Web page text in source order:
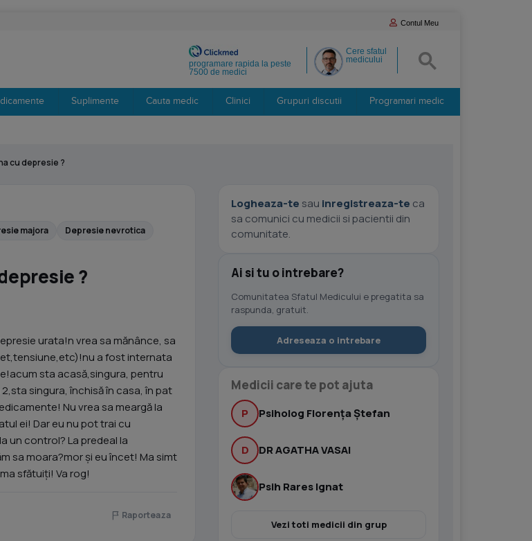
Contul Meu
Cere sfatul
medicului
programare rapida la peste
7500 de medici
Suplimente Cauta medic Clinici Grupuri discutii Programari medic
cu depresie ?
majora
Depresie nevrotica
?
urata!n vrea sa mănânce, sa
a fost internata
sta acasă,singura, pentru
singura, închisă în casa, în pat
Nu vrea sa meargă la
ei! Dar eu nu pot trai cu
un control? La predeal la
sa moara?mor și eu încet! Ma simt
sfătuiți! Va rog!
Raporteaza
Logheaza-te sau inregistreaza-te ca
sa comunici cu medicii si pacientii din
comunitate.
Ai si tu o intrebare?
Comunitatea Sfatul Medicului e pregatita sa
raspunda, gratuit.
Adreseaza o intrebare
Medicii care te pot ajuta
P Psiholog Florența Ștefan
D DR AGATHA VASAI
Psih Rares Ignat
Vezi toti medicii din grup